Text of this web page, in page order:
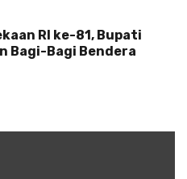
RI ke-81, Bupati
Bagi-Bagi Bendera